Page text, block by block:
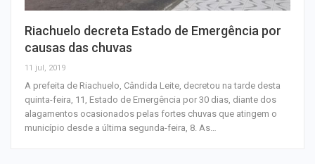
Riachuelo decreta Estado de Emergência por
causas das chuvas
11 jul, 2019
A prefeita de Riachuelo, Cândida Leite, decretou na tarde desta
quinta-feira, 11, Estado de Emergência por 30 dias, diante dos
alagamentos ocasionados pelas fortes chuvas que atingem o
município desde a última segunda-feira, 8. As…